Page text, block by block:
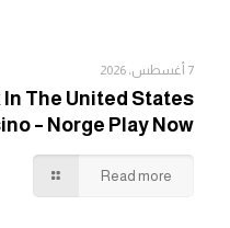
7 أغسطس، 2026
In The United States
– Norge Play Now
Read more